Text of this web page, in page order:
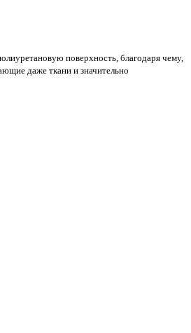
поверхность, благодаря чему,
даже ткани и значительно